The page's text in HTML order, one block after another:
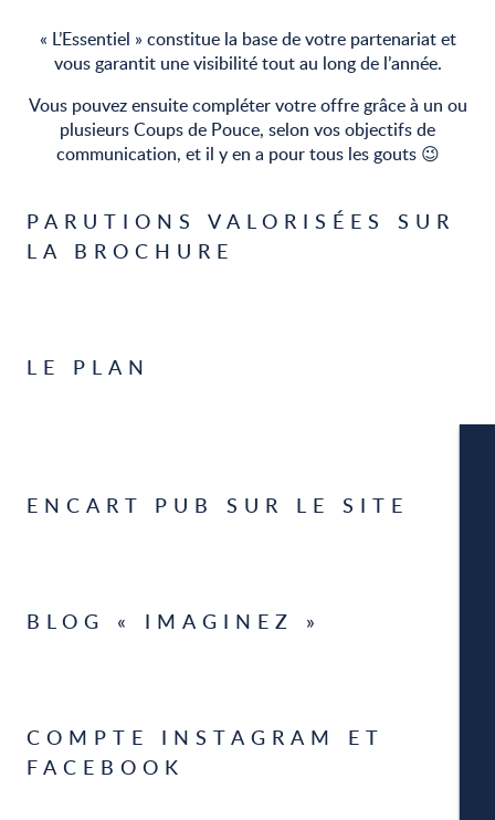
« L’Essentiel » constitue la base de votre partenariat et
vous garantit une visibilité tout au long de l’année.
Vous pouvez ensuite compléter votre offre grâce à un ou
plusieurs Coups de Pouce, selon vos objectifs de
communication, et il y en a pour tous les gouts 😉
PARUTIONS VALORISÉES SUR
LA BROCHURE
LE PLAN
ENCART PUB SUR LE SITE
BLOG « IMAGINEZ »
COMPTE INSTAGRAM ET
FACEBOOK